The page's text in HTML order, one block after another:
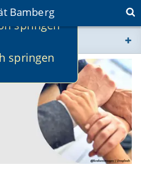
springen
springen
Bamberg